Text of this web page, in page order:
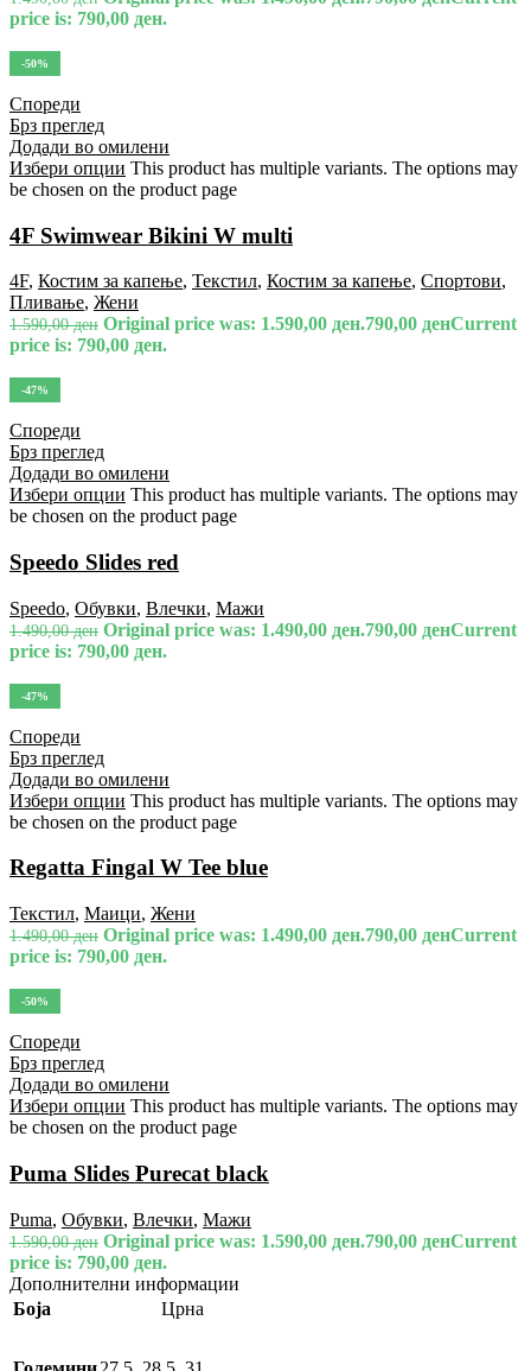
price is: 790,00 ден.
-50%
Спореди
Брз преглед
Додади во омилени
Избери опции This product has multiple variants. The options may
be chosen on the product page
4F Swimwear Bikini W multi
4F, Костим за капење, Текстил, Костим за капење, Спортови,
Пливање, Жени
1.590,00ден Original price was: 1.590,00 ден.790,00 денCurrent
price is: 790,00 ден.
-47%
Спореди
Брз преглед
Додади во омилени
Избери опции This product has multiple variants. The options may
be chosen on the product page
Speedo Slides red
Speedo, Обувки, Влечки, Мажи
1.490,00ден Original price was: 1.490,00 ден.790,00 денCurrent
price is: 790,00 ден.
-47%
Спореди
Брз преглед
Додади во омилени
Избери опции This product has multiple variants. The options may
be chosen on the product page
Regatta Fingal W Tee blue
Текстил, Маици, Жени
1.490,00ден Original price was: 1.490,00 ден.790,00 денCurrent
price is: 790,00 ден.
-50%
Спореди
Брз преглед
Додади во омилени
Избери опции This product has multiple variants. The options may
be chosen on the product page
Puma Slides Purecat black
Puma, Обувки, Влечки, Мажи
1.590,00ден Original price was: 1.590,00 ден.790,00 денCurrent
price is: 790,00 ден.
Дополнителни информации
Боја
Црна